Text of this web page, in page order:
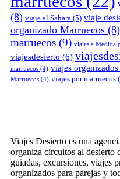
(8) viaje al Sahara (5) viaje
organizado Marruecos (8)
marruecos (9) viajes a Medida
viajesdesierto (6)
marruecos (4) viajes
Marruecos (4) viajes por marruecos
Viajes Desierto es una
organiza circuitos al desierto
guiadas, excursiones, viajes
organizados para parejas y